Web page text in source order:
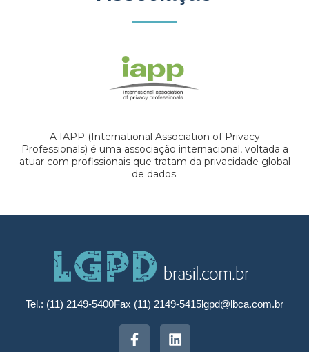
A IAPP (International Association of Privacy
Professionals) é uma associação internacional, voltada a
atuar com profissionais que tratam da privacidade global
de dados.
Tel.: (11) 2149-5400Fax (11) 2149-5415lgpd@lbca.com.br